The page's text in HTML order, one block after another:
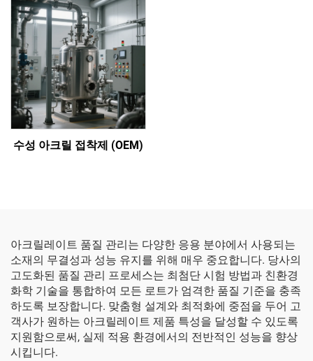
수성 아크릴 접착제 (OEM)
아크릴레이트 품질 관리는 다양한 응용 분야에서 사용되는
소재의 무결성과 성능 유지를 위해 매우 중요합니다. 당사의
고도화된 품질 관리 프로세스는 최첨단 시험 방법과 친환경
화학 기술을 통합하여 모든 로트가 엄격한 품질 기준을 충족
하도록 보장합니다. 맞춤형 설계와 최적화에 중점을 두어 고
객사가 원하는 아크릴레이트 제품 특성을 달성할 수 있도록
지원함으로써, 실제 적용 환경에서의 전반적인 성능을 향상
시킵니다.